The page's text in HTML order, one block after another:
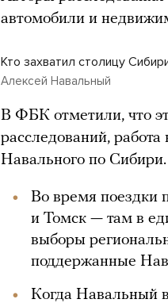
автомобили и
Кто захватил столицу
Алексей Навальный
В ФБК отметили, что
расследований,
Навального по Сибири.
Во время поездки
и Томск — там в
выборы
поддержанные
Когда Навальный